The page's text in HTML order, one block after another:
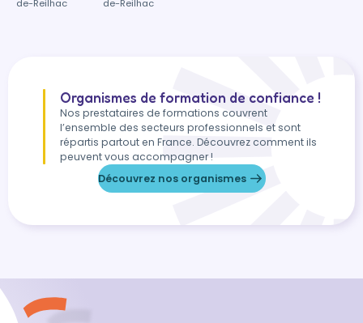
de-Reilhac
de-Reilhac
Organismes de formation de confiance !
Nos prestataires de formations couvrent
l’ensemble des secteurs professionnels et sont
répartis partout en France. Découvrez comment ils
peuvent vous accompagner !
Découvrez nos organismes